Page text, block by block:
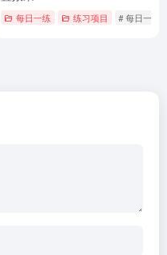
每日一练 练习项目 # 每日一练